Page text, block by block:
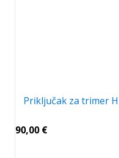
Priključak za trimer
90,00 €